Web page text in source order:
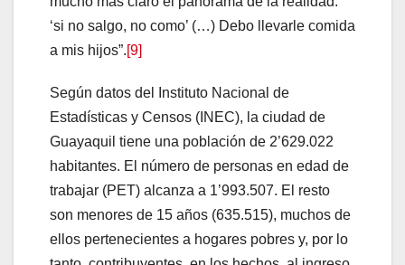
‘si no salgo, no como’ (…) Debo llevarle comida
a mis hijos”.[9]
Según datos del Instituto Nacional de
Estadísticas y Censos (INEC), la ciudad de
Guayaquil tiene una población de 2’629.022
habitantes. El número de personas en edad de
trabajar (PET) alcanza a 1’993.507. El resto
son menores de 15 años (635.515), muchos de
ellos pertenecientes a hogares pobres y, por lo